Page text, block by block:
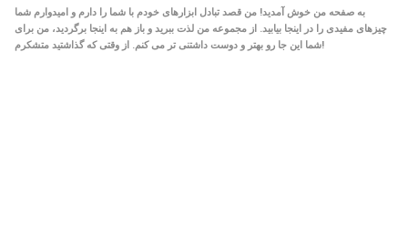
به صفحه من خوش آمدید! من قصد تبادل ابزارهای خودم با شما را دارم و امیدوارم شما
چیزهای مفیدی را در اینجا بیابید. از مجموعه من لذت ببرید و باز هم به اینجا برگردید، من برای
شما این جا رو بهتر و دوست داشتنی تر می کنم. از وقتی که گذاشتید متشکرم!